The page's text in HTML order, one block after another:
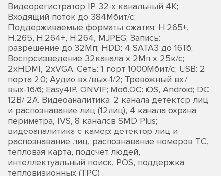
Видеорегистратор IP 32-х канальный 4K;
Входящий поток до 384Мбит/с;
Поддерживаемые форматы сжатия: H.265+,
H.265, H.264+, H.264, MJPEG; Запись:
разрешение до 32Мп; HDD: 4 SATA3 до 16Тб;
Воспроизведение 32канала х 2Мп х 25к/с;
2хHDMI, 2хVGA. Сеть: 1 порт 1000Мбит/с; USB: 2
порта 2.0; Аудио вх./вых-1/2; Тревожный вх./
вых-16/6; Easy4IP, ONVIF; Моб.ОС: iOS, Android; DC
12В/ 2А. Видеоаналитика: 2 канала детектор лиц
и распознавание лиц (12лиц), 4 канала охрана
периметра, IVS, 8 каналов SMD Plus;
видеоаналитика с камер: детектор лиц и
распознавание лиц, распознавание номеров ТС,
тепловая карта, подсчет людей,
интеллектуальный поиск, POS, поддержка
тепловизионных (TPC) .